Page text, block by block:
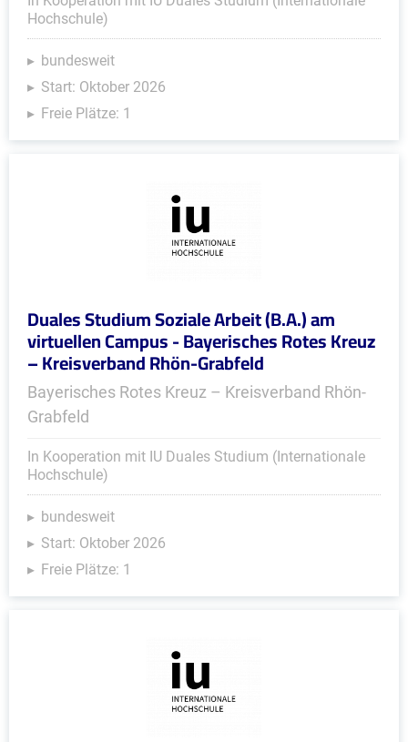
Hochschule)
bundesweit
Start: Oktober 2026
Freie Plätze: 1
Duales Studium Soziale Arbeit (B.A.) am
virtuellen Campus - Bayerisches Rotes Kreuz
– Kreisverband Rhön-Grabfeld
Bayerisches Rotes Kreuz – Kreisverband Rhön-
Grabfeld
In Kooperation mit IU Duales Studium (Internationale
Hochschule)
bundesweit
Start: Oktober 2026
Freie Plätze: 1